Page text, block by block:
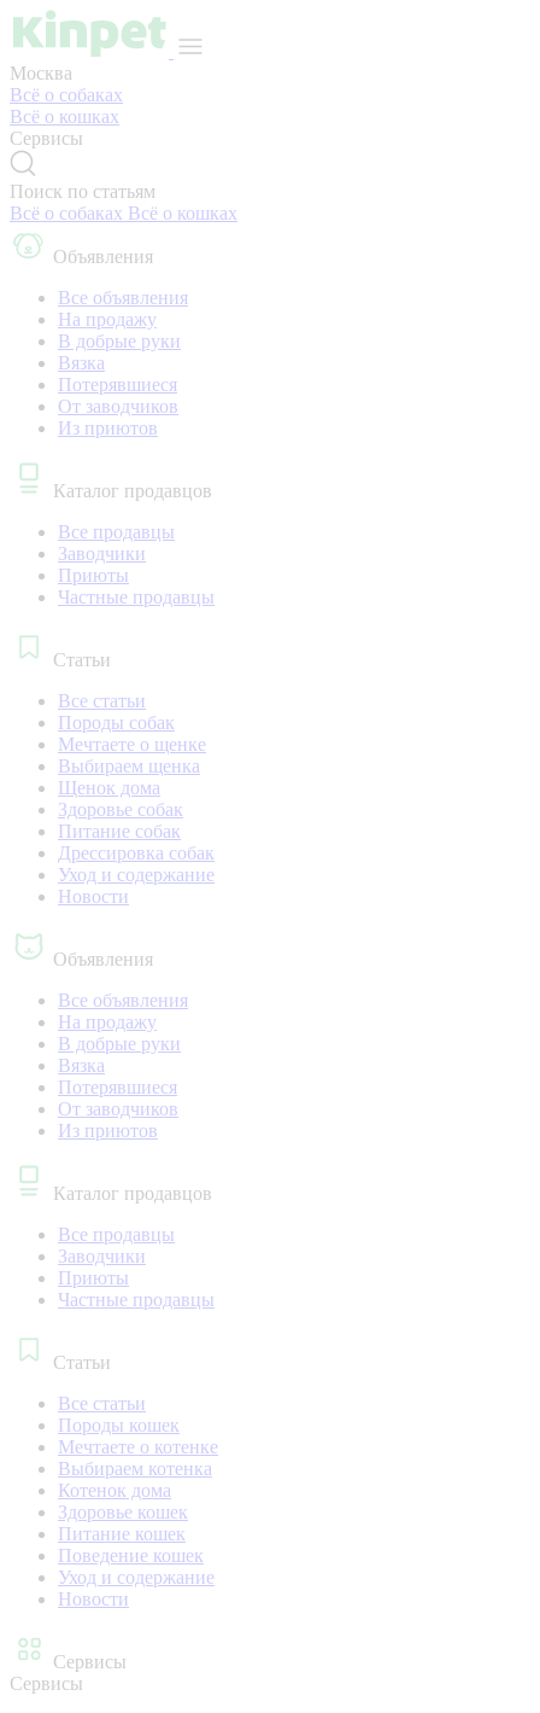
Москва
Всё о собаках
Всё о кошках
Сервисы
Поиск по статьям
Всё о собаках Всё о кошках
Объявления
Все объявления
На продажу
В добрые руки
Вязка
Потерявшиеся
От заводчиков
Из приютов
Каталог продавцов
Все продавцы
Заводчики
Приюты
Частные продавцы
Статьи
Все статьи
Породы собак
Мечтаете о щенке
Выбираем щенка
Щенок дома
Здоровье собак
Питание собак
Дрессировка собак
Уход и содержание
Новости
Объявления
Все объявления
На продажу
В добрые руки
Вязка
Потерявшиеся
От заводчиков
Из приютов
Каталог продавцов
Все продавцы
Заводчики
Приюты
Частные продавцы
Статьи
Все статьи
Породы кошек
Мечтаете о котенке
Выбираем котенка
Котенок дома
Здоровье кошек
Питание кошек
Поведение кошек
Уход и содержание
Новости
Сервисы
Сервисы